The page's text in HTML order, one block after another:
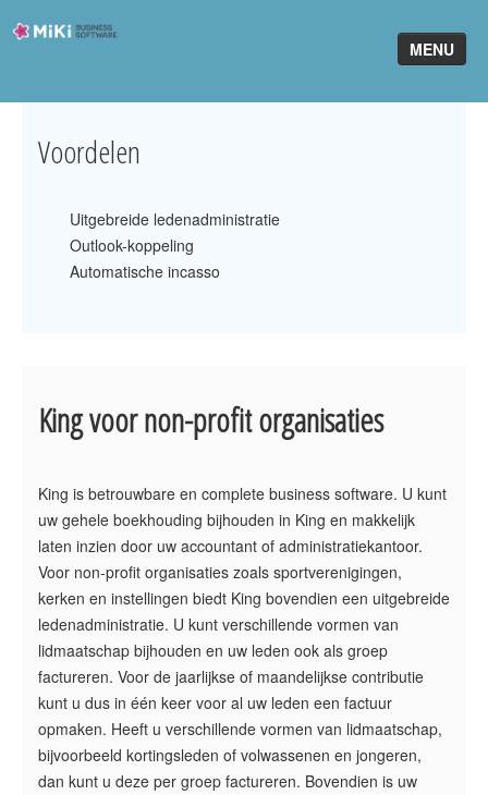
MENU
Software
MiKi2King
Software Online
Klant worden
Voordelen
Uitgebreide ledenadministratie
Outlook-koppeling
Automatische incasso
King voor non-profit organisaties
King is betrouwbare en complete business software. U kunt
uw gehele boekhouding bijhouden in King en makkelijk
laten inzien door uw accountant of administratiekantoor.
Voor non-profit organisaties zoals sportverenigingen,
kerken en instellingen biedt King bovendien een uitgebreide
ledenadministratie. U kunt verschillende vormen van
lidmaatschap bijhouden en uw leden ook als groep
factureren. Voor de jaarlijkse of maandelijkse contributie
kunt u dus in één keer voor al uw leden een factuur
opmaken. Heeft u verschillende vormen van lidmaatschap,
bijvoorbeeld kortingsleden of volwassenen en jongeren,
dan kunt u deze per groep factureren. Bovendien is uw